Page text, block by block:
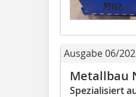
Ausgabe 06/
Metallbau
Spezialisiert